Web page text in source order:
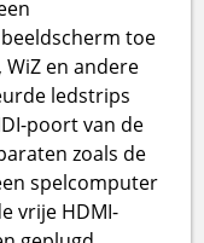
toe
WiZ en andere
ledstrips
poort van de
zoals de
spelcomputer
vrije HDMI-